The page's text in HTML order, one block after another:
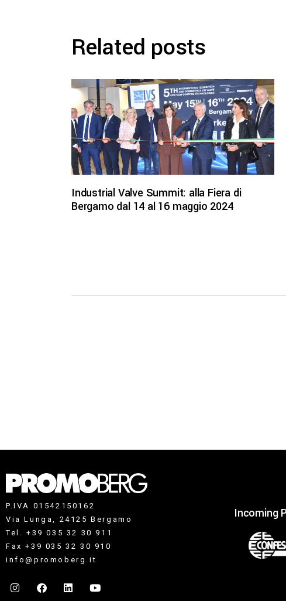
Related posts
Industrial Valve Summit: alla Fiera di
Bergamo dal 14 al 16 maggio 2024
P.IVA 01542150162
Via Lunga, 24125 Bergamo
Tel. +39 035 32 30 911
Fax +39 035 32 30 910
info@promoberg.it
Incoming